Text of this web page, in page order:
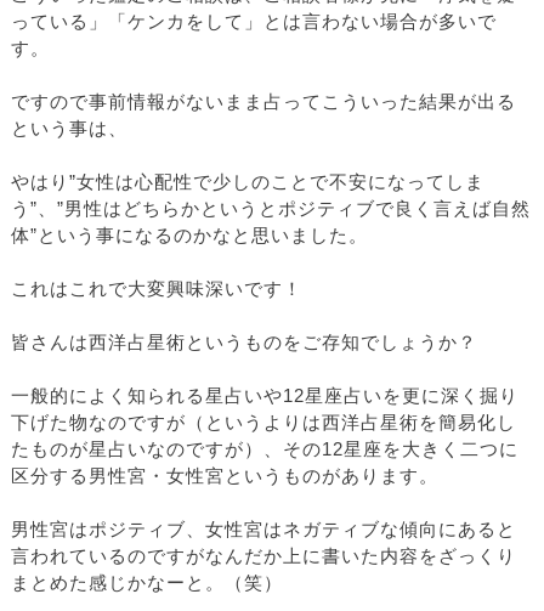
っている」「ケンカをして」とは言わない場合が多いで
す。
ですので事前情報がないまま占ってこういった結果が出る
という事は、
やはり”女性は心配性で少しのことで不安になってしま
う”、”男性はどちらかというとポジティブで良く言えば自然
体”という事になるのかなと思いました。
これはこれで大変興味深いです！
皆さんは西洋占星術というものをご存知でしょうか？
一般的によく知られる星占いや12星座占いを更に深く掘り
下げた物なのですが（というよりは西洋占星術を簡易化し
たものが星占いなのですが）、その12星座を大きく二つに
区分する男性宮・女性宮というものがあります。
男性宮はポジティブ、女性宮はネガティブな傾向にあると
言われているのですがなんだか上に書いた内容をざっくり
まとめた感じかなーと。（笑）